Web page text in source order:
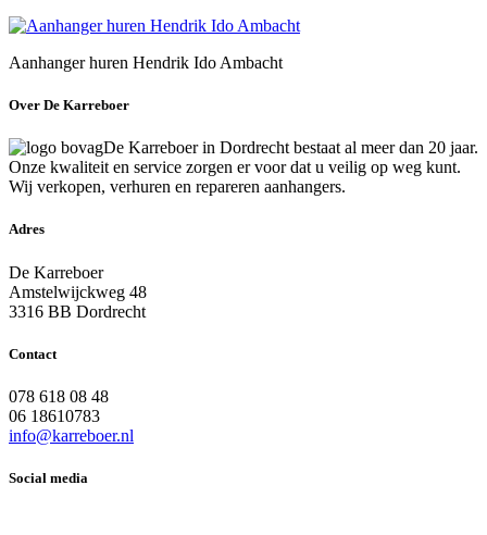
Aanhanger huren Hendrik Ido Ambacht
Over De Karreboer
De Karreboer in Dordrecht bestaat al meer dan 20 jaar.
Onze kwaliteit en service zorgen er voor dat u veilig op weg kunt.
Wij verkopen, verhuren en repareren aanhangers.
Adres
De Karreboer
Amstelwijckweg 48
3316 BB Dordrecht
Contact
078 618 08 48
06 18610783
info@karreboer.nl
Social media